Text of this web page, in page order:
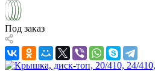
Под заказ